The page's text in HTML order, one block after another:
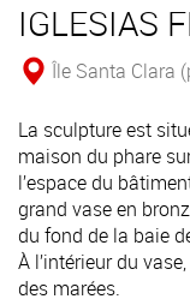
IGLESIAS
Île Santa Clara
La sculpture est
maison du phare
l’espace du
grand vase en
du fond de la baie
À l’intérieur du
des marées.